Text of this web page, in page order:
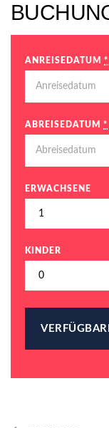
ANREISEDATUM*
ABREISEDATUM*
ERWACHSENE
KINDER